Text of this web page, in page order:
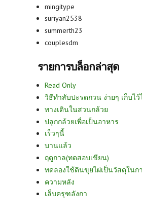
mingitype
suriyan2538
summerth23
couplesdm
รายการบล็อกล่าสุด
Read Only
วิธีทำสับปะรดกวน ง่ายๆ เก็บไ
ทางเดินในสวนกล้วย
ปลูกกล้วยเพื่อเป็นอาหาร
เร็วๆนี้
บานแล้ว
ฤดูกาล(ทดสอบเขียน)
ทดลองใช้ดินขุยไผ่เป็นวัสดุในก
ความหลัง
เล็บครุฑลังกา